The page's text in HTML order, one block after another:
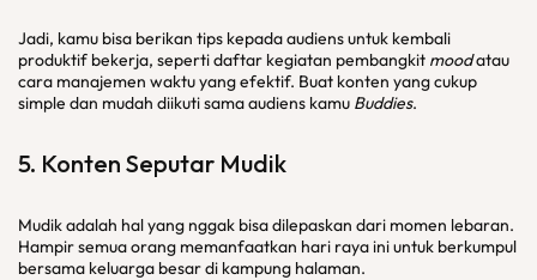
Jadi, kamu bisa berikan tips kepada audiens untuk kembali
produktif bekerja, seperti daftar kegiatan pembangkit moodatau
cara manajemen waktu yang efektif. Buat konten yang cukup
simple dan mudah diikuti sama audiens kamu Buddies.
5. Konten Seputar Mudik
Mudik adalah hal yang nggak bisa dilepaskan dari momen lebaran.
Hampir semua orang memanfaatkan hari raya ini untuk berkumpul
bersama keluarga besar di kampung halaman.